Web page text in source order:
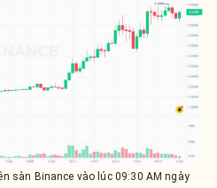
sàn Binance vào lúc 09:30 AM ngày